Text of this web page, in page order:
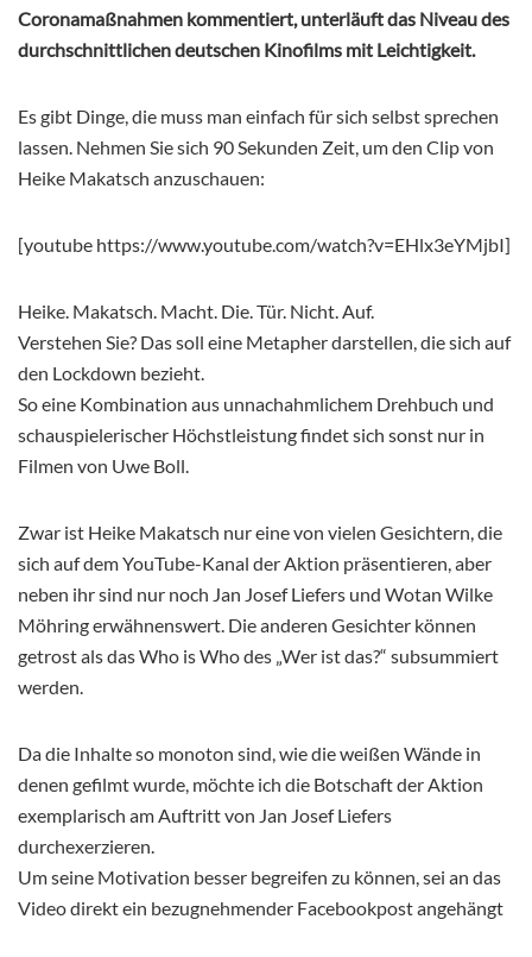
Coronamaßnahmen kommentiert, unterläuft das Niveau des
durchschnittlichen deutschen Kinofilms mit Leichtigkeit.
Es gibt Dinge, die muss man einfach für sich selbst sprechen
lassen. Nehmen Sie sich 90 Sekunden Zeit, um den Clip von
Heike Makatsch anzuschauen:
[youtube https://www.youtube.com/watch?v=EHlx3eYMjbI]
Heike. Makatsch. Macht. Die. Tür. Nicht. Auf.
Verstehen Sie? Das soll eine Metapher darstellen, die sich auf
den Lockdown bezieht.
So eine Kombination aus unnachahmlichem Drehbuch und
schauspielerischer Höchstleistung findet sich sonst nur in
Filmen von Uwe Boll.
Zwar ist Heike Makatsch nur eine von vielen Gesichtern, die
sich auf dem YouTube-Kanal der Aktion präsentieren, aber
neben ihr sind nur noch Jan Josef Liefers und Wotan Wilke
Möhring erwähnenswert. Die anderen Gesichter können
getrost als das Who is Who des „Wer ist das?“ subsummiert
werden.
Da die Inhalte so monoton sind, wie die weißen Wände in
denen gefilmt wurde, möchte ich die Botschaft der Aktion
exemplarisch am Auftritt von Jan Josef Liefers
durchexerzieren.
Um seine Motivation besser begreifen zu können, sei an das
Video direkt ein bezugnehmender Facebookpost angehängt